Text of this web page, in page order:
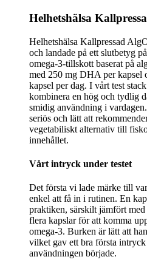
Helhetshälsa
Helhetshälsa Kallpressad
och landade på ett slutbetyg
omega-3-tillskott baserat på
med 250 mg DHA per kapsel
kapsel per dag. I vårt test
kombinera en hög och tydlig
smidig användning i
seriös och lätt att
vegetabiliskt alternativ till
innehållet.
Vårt intryck under testet
Det första vi lade märke till
enkel att få in i rutinen. En
praktiken, särskilt jämfört
flera kapslar för att komma
omega-3. Burken är lätt att
vilket gav ett bra första
användningen började.